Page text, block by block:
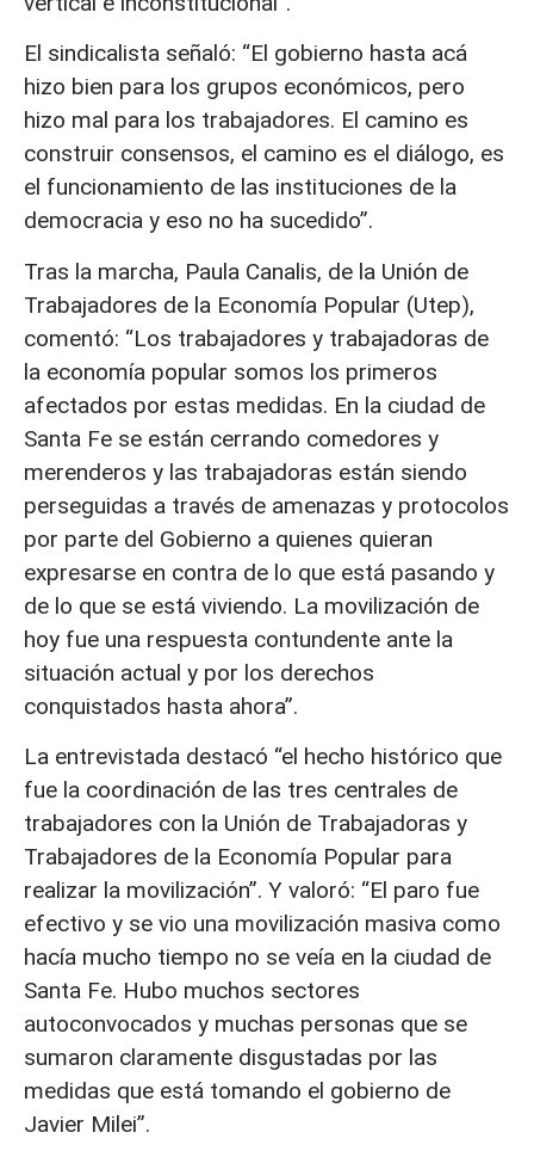
El sindicalista señaló: “El gobierno hasta acá
hizo bien para los grupos económicos, pero
hizo mal para los trabajadores. El camino es
construir consensos, el camino es el diálogo, es
el funcionamiento de las instituciones de la
democracia y eso no ha sucedido”.
Tras la marcha, Paula Canalis, de la Unión de
Trabajadores de la Economía Popular (Utep),
comentó: “Los trabajadores y trabajadoras de
la economía popular somos los primeros
afectados por estas medidas. En la ciudad de
Santa Fe se están cerrando comedores y
merenderos y las trabajadoras están siendo
perseguidas a través de amenazas y protocolos
por parte del Gobierno a quienes quieran
expresarse en contra de lo que está pasando y
de lo que se está viviendo. La movilización de
hoy fue una respuesta contundente ante la
situación actual y por los derechos
conquistados hasta ahora”.
La entrevistada destacó “el hecho histórico que
fue la coordinación de las tres centrales de
trabajadores con la Unión de Trabajadoras y
Trabajadores de la Economía Popular para
realizar la movilización”. Y valoró: “El paro fue
efectivo y se vio una movilización masiva como
hacía mucho tiempo no se veía en la ciudad de
Santa Fe. Hubo muchos sectores
autoconvocados y muchas personas que se
sumaron claramente disgustadas por las
medidas que está tomando el gobierno de
Javier Milei”.